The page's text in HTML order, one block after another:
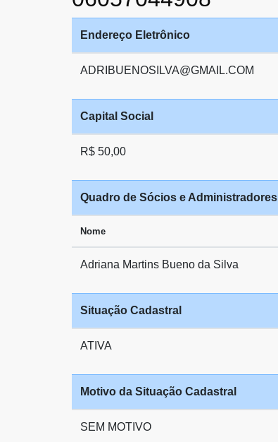
Endereço Eletrônico
ADRIBUENOSILVA@GMAIL.COM
Capital Social
R$ 50,00
Quadro de Sócios e Administradores
Nome
Adriana Martins Bueno da Silva
Situação Cadastral
ATIVA
Motivo da Situação Cadastral
SEM MOTIVO